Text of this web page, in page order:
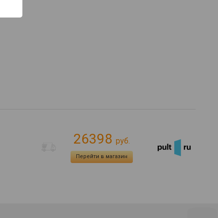
26398 руб.
Перейти в магазин